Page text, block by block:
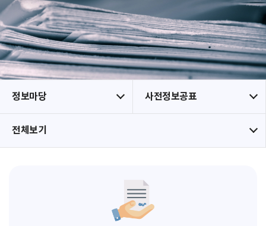
정보마당 사전정보공표
전체보기